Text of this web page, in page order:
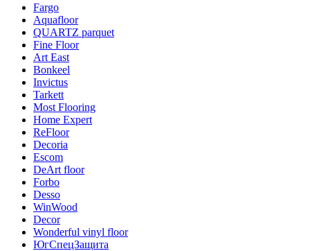
Fargo
Aquafloor
QUARTZ parquet
Fine Floor
Art East
Bonkeel
Invictus
Tarkett
Most Flooring
Home Expert
ReFloor
Decoria
Escom
DeArt floor
Forbo
Desso
WinWood
Decor
Wonderful vinyl floor
ЮгСпецЗащита